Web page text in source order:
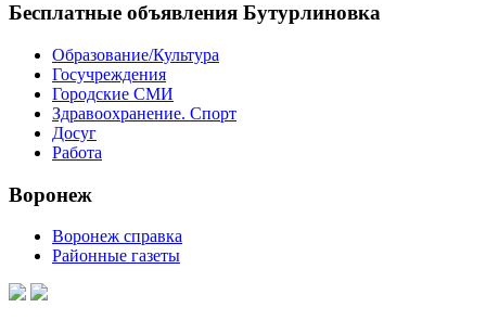
Бесплатные объявления Бутурлиновка
Образование/Культура
Госучреждения
Городские СМИ
Здравоохранение. Спорт
Досуг
Работа
Воронеж
Воронеж справка
Районные газеты